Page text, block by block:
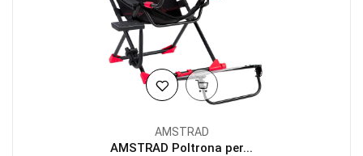
AMSTRAD
AMSTRAD Poltrona per...